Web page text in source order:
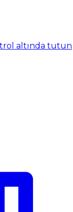
altında tutun